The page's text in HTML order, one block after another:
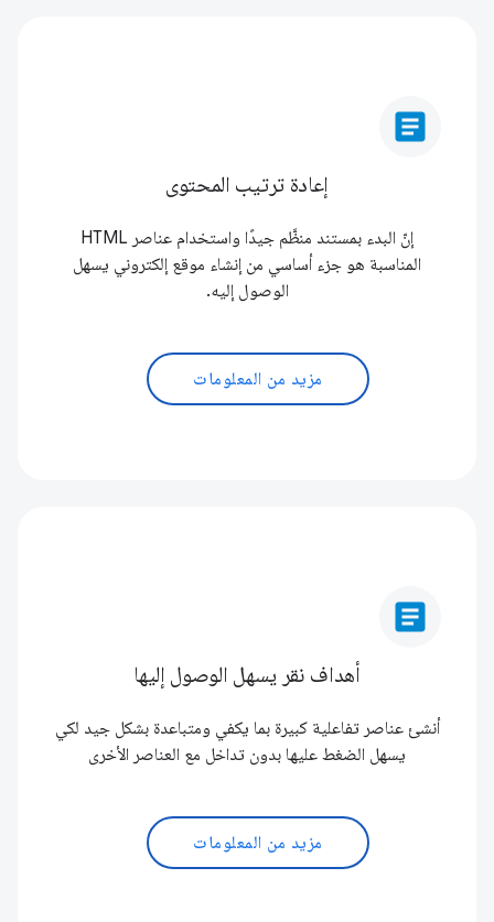
article
إعادة ترتيب المحتوى
إنّ البدء بمستند منظَّم جيدًا واستخدام عناصر HTML
المناسبة هو جزء أساسي من إنشاء موقع إلكتروني يسهل
الوصول إليه.
مزيد من المعلومات
article
أهداف نقر يسهل الوصول إليها
أنشئ عناصر تفاعلية كبيرة بما يكفي ومتباعدة بشكل جيد لكي
يسهل الضغط عليها بدون تداخل مع العناصر الأخرى
مزيد من المعلومات